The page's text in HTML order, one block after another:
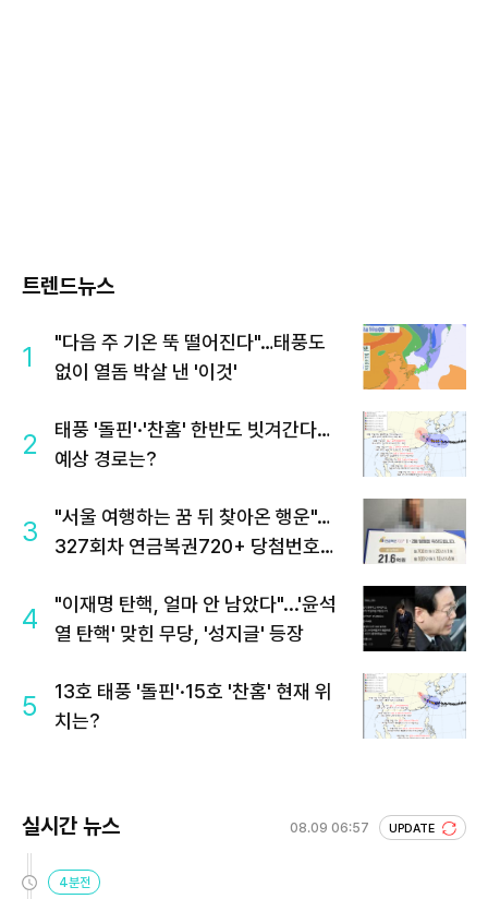
트렌드뉴스
1
"다음 주 기온 뚝 떨어진다"…태풍도
없이 열돔 박살 낸 '이것'
2
태풍 '돌핀'·'찬홈' 한반도 빗겨간다…
예상 경로는?
3
"서울 여행하는 꿈 뒤 찾아온 행운"…
327회차 연금복권720+ 당첨번호조
4
"이재명 탄핵, 얼마 안 남았다"...'윤석
열 탄핵' 맞힌 무당, '성지글' 등장
5
13호 태풍 '돌핀'·15호 '찬홈' 현재 위
치는?
실시간 뉴스 08.09 06:57 UPDATE
4분전